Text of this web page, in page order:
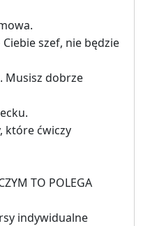
szef, nie będzie
Musisz dobrze
które ćwiczy
TO POLEGA
indywidualne